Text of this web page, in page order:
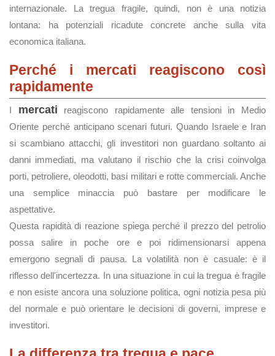
internazionale. La tregua fragile, quindi, non è una notizia
lontana: ha potenziali ricadute concrete anche sulla vita
economica italiana.
Perché i mercati reagiscono così
rapidamente
I mercati reagiscono rapidamente alle tensioni in Medio
Oriente perché anticipano scenari futuri. Quando Israele e Iran
si scambiano attacchi, gli investitori non guardano soltanto ai
danni immediati, ma valutano il rischio che la crisi coinvolga
porti, petroliere, oleodotti, basi militari e rotte commerciali. Anche
una semplice minaccia può bastare per modificare le
aspettative.
Questa rapidità di reazione spiega perché il prezzo del petrolio
possa salire in poche ore e poi ridimensionarsi appena
emergono segnali di pausa. La volatilità non è casuale: è il
riflesso dell'incertezza. In una situazione in cui la tregua è fragile
e non esiste ancora una soluzione politica, ogni notizia pesa più
del normale e può orientare le decisioni di governi, imprese e
investitori.